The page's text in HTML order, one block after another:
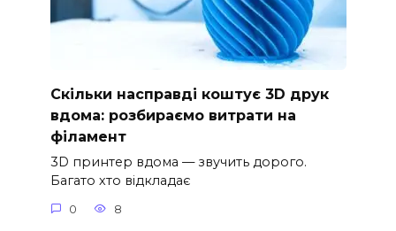
Скільки насправді коштує 3D друк
вдома: розбираємо витрати на
філамент
3D принтер вдома — звучить дорого.
Багато хто відкладає
0 8